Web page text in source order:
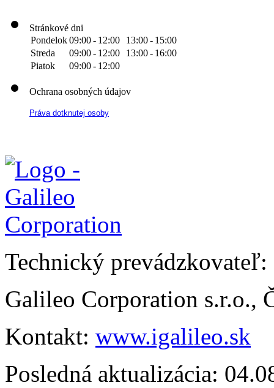
Stránkové dni
Pondelok09:00- 12:00 13:00- 15:00
Streda
09:00- 12:00 13:00- 16:00
Piatok
09:00- 12:00
Ochrana osobných údajov
Práva dotknutej osoby
Technický prevádzkovateľ:
Galileo Corporation s.r.o.,
Kontakt: www.igalileo.sk
Posledná aktualizácia: